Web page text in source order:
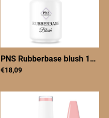
| PNSRBblossom15 PNS Rubberbase blush 15 ml
€18,09